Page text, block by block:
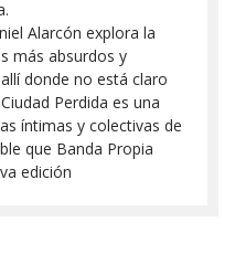
Alarcón explora la
más absurdos y
donde no está claro
Perdida es una
íntimas y colectivas de
que Banda Propia
edición